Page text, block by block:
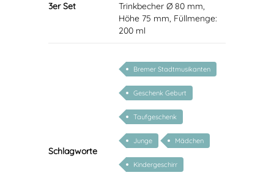
3er Set
Trinkbecher Ø 80 mm,
Höhe 75 mm, Füllmenge:
200 ml
Schlagworte
Bremer Stadtmusikanten
Geschenk Geburt
Taufgeschenk
Junge Mädchen
Kindergeschirr